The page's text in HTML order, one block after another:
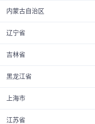
内蒙古自治区
辽宁省
吉林省
黑龙江省
上海市
江苏省